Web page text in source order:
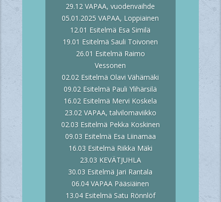
29.12 VAPAA, vuodenvaihde
05.01.2025 VAPAA, Loppiainen
12.01 Esitelmä Esa Similä
19.01 Esitelmä Sauli Toivonen
26.01 Esitelmä Raimo
Vessonen
02.02 Esitelmä Olavi Vähämäki
09.02 Esitelmä Pauli Ylihärsilä
16.02 Esitelmä Mervi Koskela
23.02 VAPAA, talvilomaviikko
02.03 Esitelmä Pekka Koskinen
09.03 Esitelmä Esa Liinamaa
16.03 Esitelmä Riikka Mäki
23.03 KEVÄTJUHLA
30.03 Esitelmä Jari Rantala
06.04 VAPAA Pääsiäinen
13.04 Esitelmä Satu Rönnlöf